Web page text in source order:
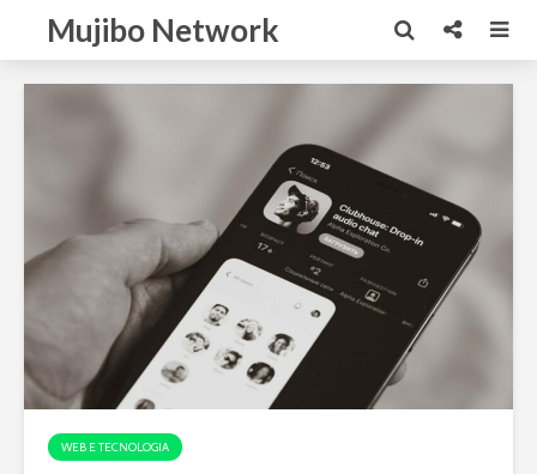
Mujibo Network
WEB E TECNOLOGIA